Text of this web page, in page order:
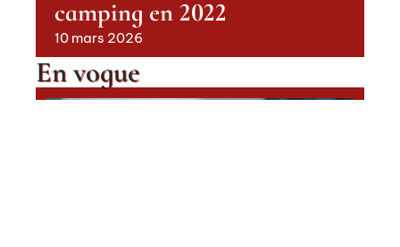
camping en 2022
10 mars 2026
En vogue